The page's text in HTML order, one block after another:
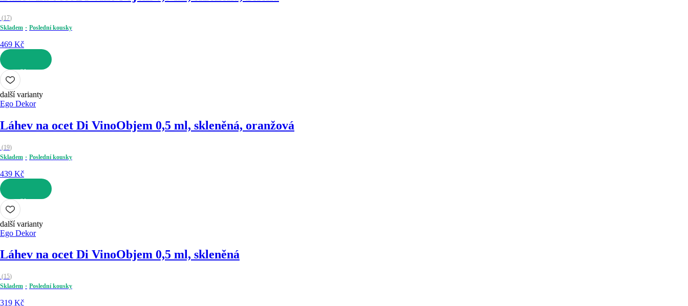
(17)
Skladem
Poslední kousky
469 Kč
DO KOŠÍKU
další varianty
Ego Dekor
Láhev na ocet Di VinoObjem 0,5 ml, skleněná, oranžová
(19)
Skladem
Poslední kousky
439 Kč
DO KOŠÍKU
další varianty
Ego Dekor
Láhev na ocet Di VinoObjem 0,5 ml, skleněná
(15)
Skladem
Poslední kousky
319 Kč